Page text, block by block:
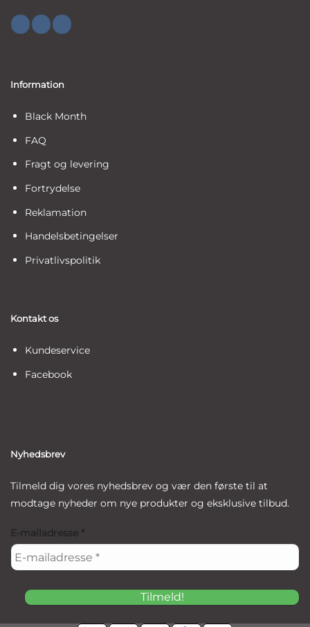
Information
Black Month
FAQ
Fragt og levering
Fortrydelse
Reklamation
Handelsbetingelser
Privatlivspolitik
Kontakt os
Kundeservice
Facebook
Nyhedsbrev
Tilmeld dig vores nyhedsbrev og vær den første til at
modtage nyheder om nye produkter og eksklusive tilbud.
E-mailadresse *